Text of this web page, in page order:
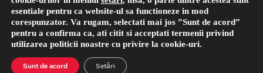
esentiale pentru ca website-ul sa functioneze in mod
corespunzator. Va rugam, selectati mai jos ”Sunt de acord”
pentru a confirma ca, ati citit si acceptati termenii privind
utilizarea politicii noastre cu privire la cookie-uri.
Sunt de acord Setări
English(Engleză) Română